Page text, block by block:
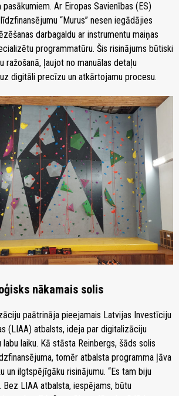
Ar Eiropas Savienības (ES)
“Murus” nesen iegādājies
darbagaldu ar instrumentu maiņas
programmatūru. Šis risinājums būtiski
ražošanā, ļaujot no manuālas detaļu
digitāli precīzu un atkārtojamu procesu.
nākamais solis
paātrināja pieejamais Latvijas Investīciju
(LIAA) atbalsts, ideja par digitalizāciju
laiku. Kā stāsta Reinbergs, šāds solis
tomēr atbalsta programma ļāva
un ilgtspējīgāku risinājumu. “Es tam biju
Bez LIAA atbalsta, iespējams, būtu